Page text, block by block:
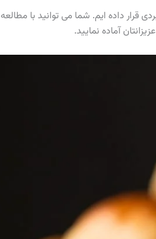
قرار داده ایم. شما می توانید با مطالعه
آماده نمایید.